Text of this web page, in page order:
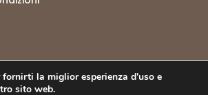
- Tutti i diritti riservati.
la miglior esperienza d'uso e
sito web.